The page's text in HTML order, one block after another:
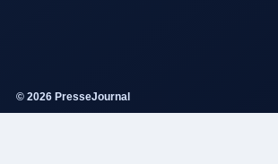
© 2026 PresseJournal